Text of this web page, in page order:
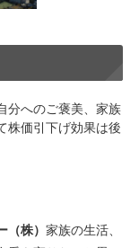
分へのご褒美、家族
株価引下げ効果は後
株） 家族の生活、